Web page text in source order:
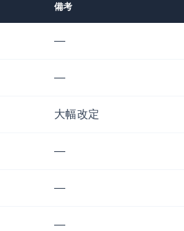
備考
—
—
大幅改定
—
—
—